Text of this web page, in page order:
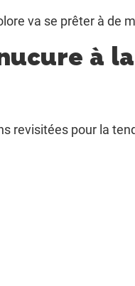
va se prêter à de
à
revisitées pour la